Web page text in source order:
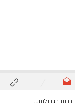
לשיקום הצפון